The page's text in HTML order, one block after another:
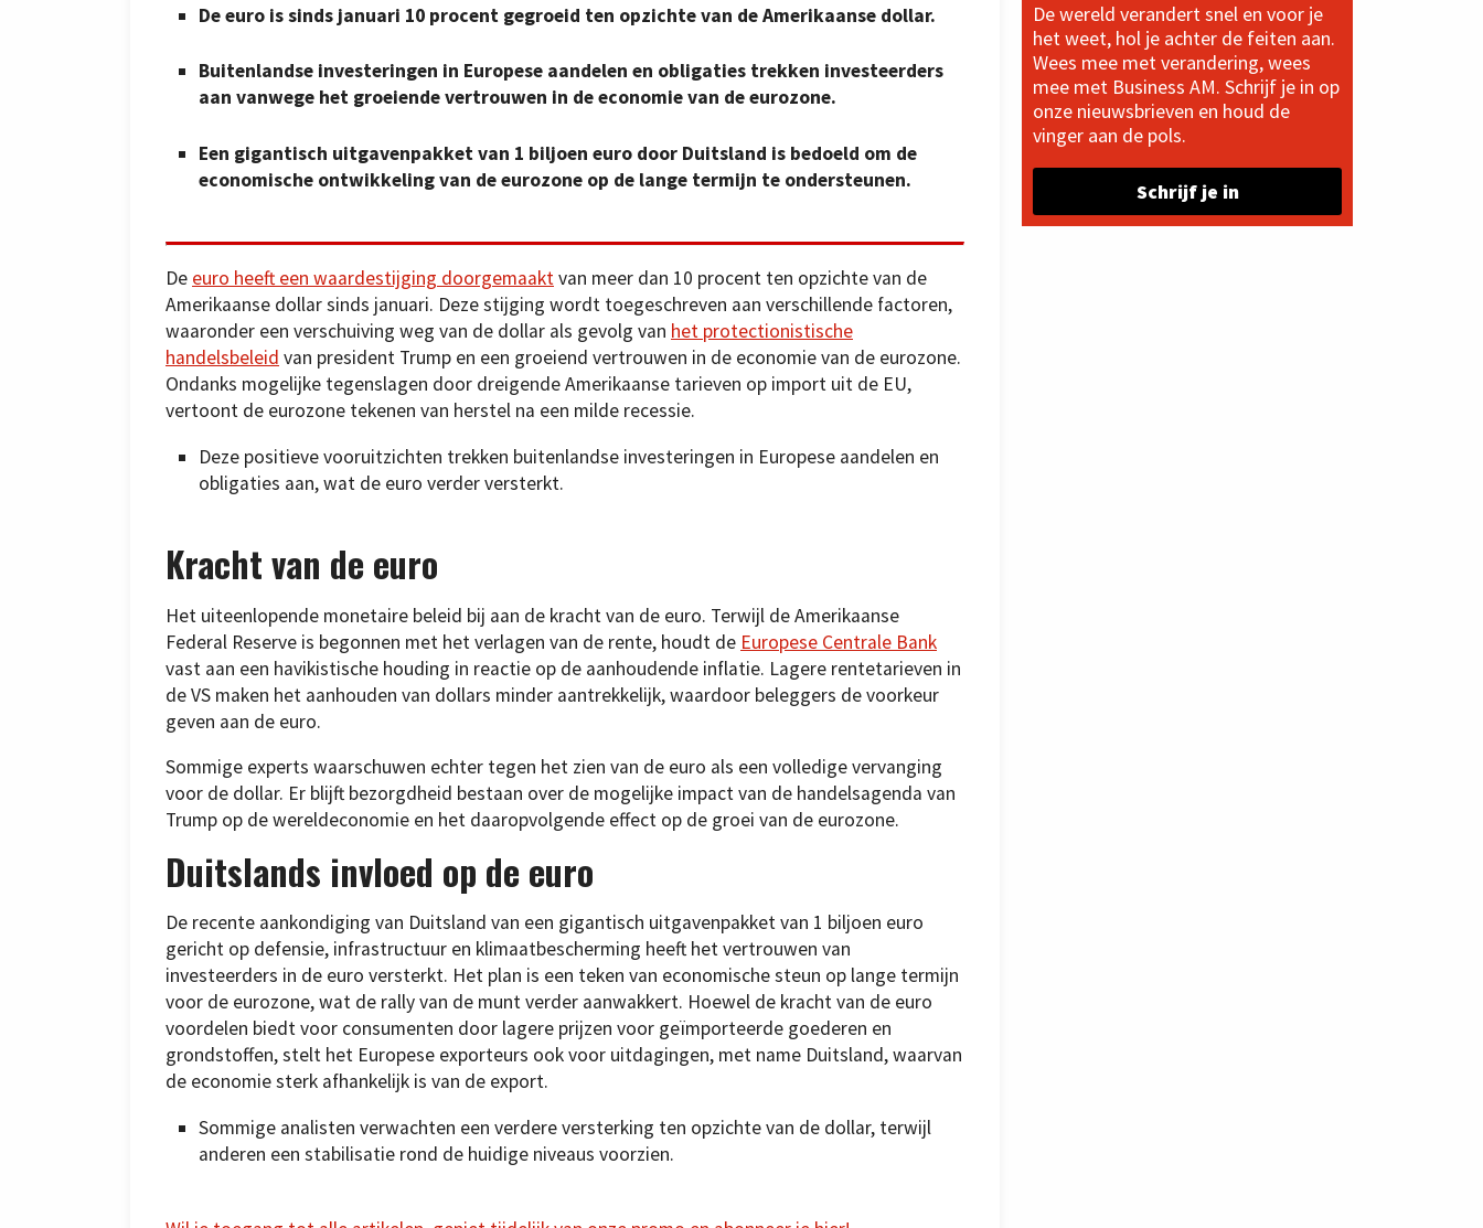
De euro is sinds januari 10 procent gegroeid ten opzichte van de Amerikaanse dollar.
Buitenlandse investeringen in Europese aandelen en obligaties trekken investeerders
aan vanwege het groeiende vertrouwen in de economie van de eurozone.
Een gigantisch uitgavenpakket van 1 biljoen euro door Duitsland is bedoeld om de
economische ontwikkeling van de eurozone op de lange termijn te ondersteunen.
De euro heeft een waardestijging doorgemaaktvan meer dan 10 procent ten opzichte van de
Amerikaanse dollar sinds januari. Deze stijging wordt toegeschreven aan verschillende factoren,
waaronder een verschuiving weg van de dollar als gevolg van het protectionistische
handelsbeleid van president Trump en een groeiend vertrouwen in de economie van de eurozone.
Ondanks mogelijke tegenslagen door dreigende Amerikaanse tarieven op import uit de EU,
vertoont de eurozone tekenen van herstel na een milde recessie.
Deze positieve vooruitzichten trekken buitenlandse investeringen in Europese aandelen en
obligaties aan, wat de euro verder versterkt.
Kracht van de euro
Het uiteenlopende monetaire beleid bij aan de kracht van de euro. Terwijl de Amerikaanse
Federal Reserve is begonnen met het verlagen van de rente, houdt de Europese Centrale Bank
vast aan een havikistische houding in reactie op de aanhoudende inflatie. Lagere rentetarieven in
de VS maken het aanhouden van dollars minder aantrekkelijk, waardoor beleggers de voorkeur
geven aan de euro.
Sommige experts waarschuwen echter tegen het zien van de euro als een volledige vervanging
voor de dollar. Er blijft bezorgdheid bestaan over de mogelijke impact van de handelsagenda van
Trump op de wereldeconomie en het daaropvolgende effect op de groei van de eurozone.
Duitslands invloed op de euro
De recente aankondiging van Duitsland van een gigantisch uitgavenpakket van 1 biljoen euro
gericht op defensie, infrastructuur en klimaatbescherming heeft het vertrouwen van
investeerders in de euro versterkt. Het plan is een teken van economische steun op lange termijn
voor de eurozone, wat de rally van de munt verder aanwakkert. Hoewel de kracht van de euro
voordelen biedt voor consumenten door lagere prijzen voor geïmporteerde goederen en
grondstoffen, stelt het Europese exporteurs ook voor uitdagingen, met name Duitsland, waarvan
de economie sterk afhankelijk is van de export.
Sommige analisten verwachten een verdere versterking ten opzichte van de dollar, terwijl
anderen een stabilisatie rond de huidige niveaus voorzien.
De wereld verandert snel en voor je
het weet, hol je achter de feiten aan.
Wees mee met verandering, wees
mee met Business AM. Schrijf je in op
onze nieuwsbrieven en houd de
vinger aan de pols.
Schrijf je in